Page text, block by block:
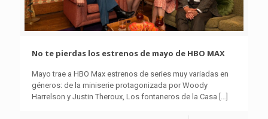
No te pierdas los estrenos de mayo de HBO MAX
Mayo trae a HBO Max estrenos de series muy variadas en
géneros: de la miniserie protagonizada por Woody
Harrelson y Justin Theroux, Los fontaneros de la Casa […]